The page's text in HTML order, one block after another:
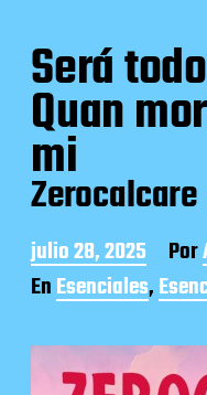
Será
Quan
mi
Zerocalcare
F
e
c
a
d
julio 28, 2025 Por
EnEsenciales,